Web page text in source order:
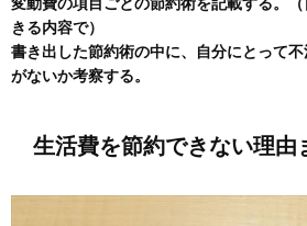
変動費の項目ごとの節約術を記載する。
きる内容で）
書き出した節約術の中に、自分にとって
がないか考察する。
生活費を節約できない理由